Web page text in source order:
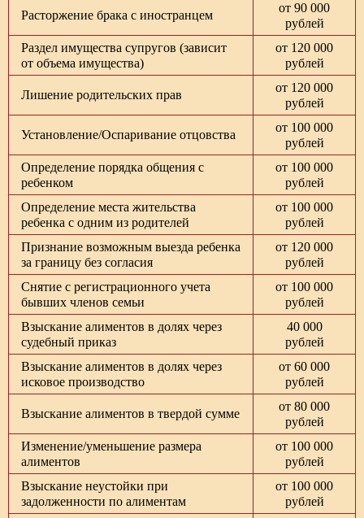
Расторжение брака с иностранцем
от 90 000
рублей
Раздел имущества супругов (зависит
от объема имущества)
от 120 000
рублей
Лишение родительских прав
от 120 000
рублей
Установление/Оспаривание отцовства
от 100 000
рублей
Определение порядка общения с
ребенком
от 100 000
рублей
Определение места жительства
ребенка с одним из родителей
от 100 000
рублей
Признание возможным выезда ребенка
за границу без согласия
от 120 000
рублей
Снятие с регистрационного учета
бывших членов семьи
от 100 000
рублей
Взыскание алиментов в долях через
судебный приказ
40 000
рублей
Взыскание алиментов в долях через
исковое производство
от 60 000
рублей
Взыскание алиментов в твердой сумме
от 80 000
рублей
Изменение/уменьшение размера
алиментов
от 100 000
рублей
Взыскание неустойки при
задолженности по алиментам
от 100 000
рублей